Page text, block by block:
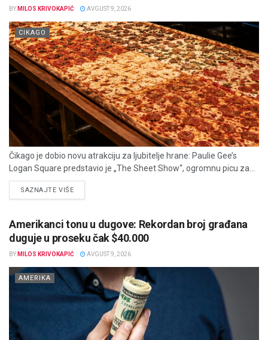
BY MILOS KRIVOKAPIĆ AVGUST 9, 2026
CIKAGO
Čikago je dobio novu atrakciju za ljubitelje hrane: Paulie Gee’s
Logan Square predstavio je „The Sheet Show“, ogromnu picu za...
SAZNAJTE VIŠEDETAILS
Amerikanci tonu u dugove: Rekordan broj građana
duguje u proseku čak $40.000
BY MILOS KRIVOKAPIĆ AVGUST 9, 2026
AMERIKA